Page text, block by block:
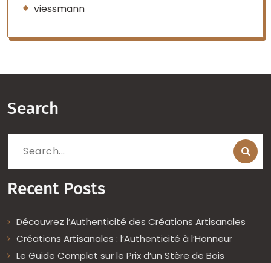
viessmann
Search
Search
Recent Posts
Découvrez l’Authenticité des Créations Artisanales
Créations Artisanales : l’Authenticité à l’Honneur
Le Guide Complet sur le Prix d’un Stère de Bois